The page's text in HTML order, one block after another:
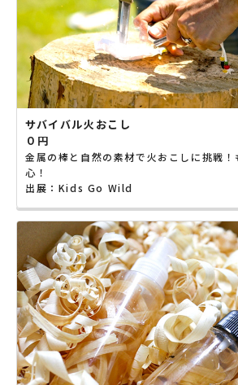
サバイバル火おこし
０円
金属の棒と自然の素材で火おこしに挑戦
心！
出展：Kids Go Wild